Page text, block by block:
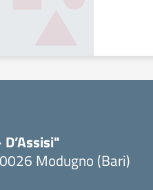
Modugno (Bari)